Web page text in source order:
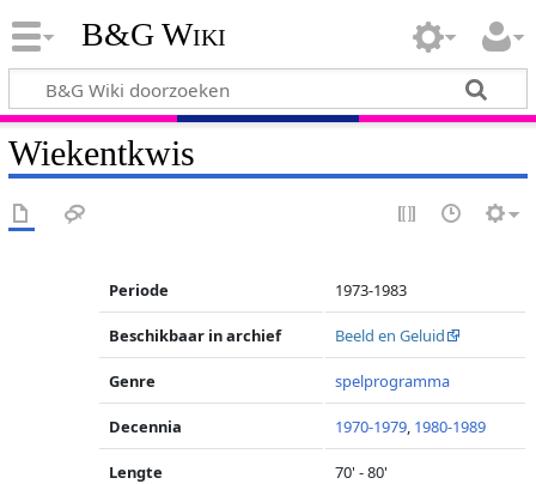
B&G Wiki
Wiekentkwis
Periode 1973-1983
Beschikbaar in archief Beeld en Geluid
Genre spelprogramma
Decennia 1970-1979, 1980-1989
Lengte 70' - 80'